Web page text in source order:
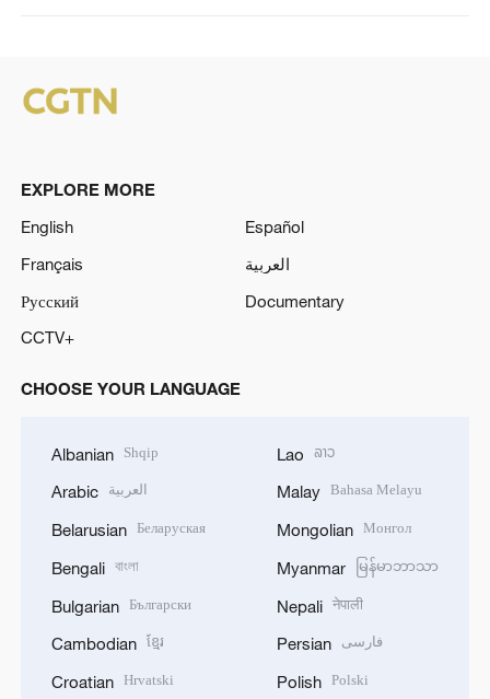
EXPLORE MORE
English
Español
Français
العربية
Русский
Documentary
CCTV+
CHOOSE YOUR LANGUAGE
Albanian Shqip
Arabic العربية
Belarusian Беларуская
Bengali বাংলা
Bulgarian Български
Cambodian ខ្មែរ
Croatian Hrvatski
Lao ລາວ
Malay Bahasa Melayu
Mongolian Монгол
Myanmar မြန်မာဘာသာ
Nepali नेपाली
Persian فارسی
Polish Polski